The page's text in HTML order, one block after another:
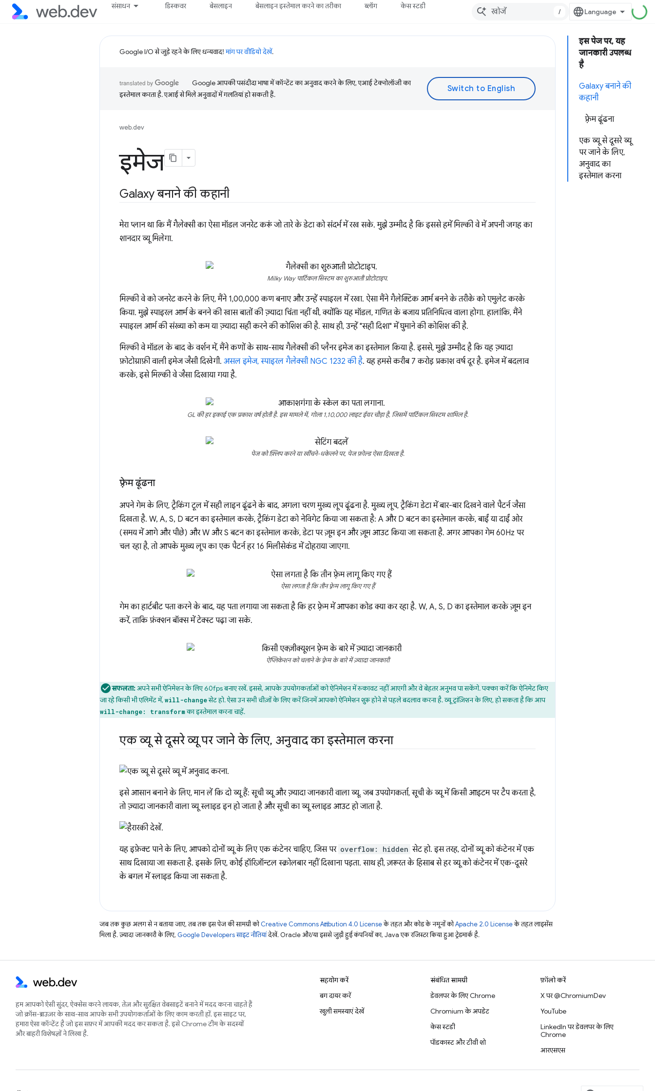
संसाधन डिस्कवर बेसलाइन बेसलाइन इस्तेमाल करने का तरीका ब्लॉग केस स्टडी
/
इस पेज पर, यह
जानकारी उपलब्ध
है
Galaxy बनाने की
कहानी
फ़्रेम ढूंढना
एक व्यू से दूसरे व्यू
पर जाने के लिए,
अनुवाद का
इस्तेमाल करना
Google I/O से जुड़े रहने के लिए धन्यवाद!मांग पर वीडियो देखें.
Google आपकी पसंदीदा भाषा में कॉन्टेंट का अनुवाद करने के लिए, एआई टेक्नोलॉजी का
इस्तेमाल करता है. एआई से मिले अनुवादों में गलतियां हो सकती हैं.
web.dev
इमेज
Galaxy बनाने की कहानी
मेरा प्लान था कि मैं गैलेक्सी का ऐसा मॉडल जनरेट करूं जो तारे के डेटा को संदर्भ में रख सके. मुझे उम्मीद है कि इससे हमें मिल्की वे में अपनी जगह का
शानदार व्यू मिलेगा.
Milky Way पार्टिकल सिस्टम का शुरुआती प्रोटोटाइप.
मिल्की वे को जनरेट करने के लिए, मैंने 1,00,000 कण बनाए और उन्हें स्पाइरल में रखा. ऐसा मैंने गैलेक्टिक आर्म बनने के तरीके को एमुलेट करके
किया. मुझे स्पाइरल आर्म के बनने की खास बातों की ज़्यादा चिंता नहीं थी, क्योंकि यह मॉडल, गणित के बजाय प्रतिनिधित्व वाला होगा. हालांकि, मैंने
स्पाइरल आर्म की संख्या को कम या ज़्यादा सही करने की कोशिश की है. साथ ही, उन्हें "सही दिशा" में घुमाने की कोशिश की है.
मिल्की वे मॉडल के बाद के वर्शन में, मैंने कणों के साथ-साथ गैलेक्सी की प्लैनर इमेज का इस्तेमाल किया है. इससे, मुझे उम्मीद है कि यह ज़्यादा
फ़ोटोग्राफ़ी वाली इमेज जैसी दिखेगी. असल इमेज, स्पाइरल गैलेक्सी NGC 1232 की है. यह हमसे करीब 7 करोड़ प्रकाश वर्ष दूर है. इमेज में बदलाव
करके, इसे मिल्की वे जैसा दिखाया गया है.
GL की हर इकाई एक प्रकाश वर्ष होती है. इस मामले में, गोला 1,10,000 लाइट ईयर चौड़ा है, जिसमें पार्टिकल सिस्टम शामिल है.
पेज को फ़्लिप करने या खींचने-धकेलने पर, पेज फ़ोल्ड ऐसा दिखता है.
फ़्रेम ढूंढना
अपने गेम के लिए, ट्रैकिंग टूल में सही लाइन ढूंढने के बाद, अगला चरण मुख्य लूप ढूंढना है. मुख्य लूप, ट्रैकिंग डेटा में बार-बार दिखने वाले पैटर्न जैसा
दिखता है. W, A, S, D बटन का इस्तेमाल करके, ट्रैकिंग डेटा को नेविगेट किया जा सकता है: A और D बटन का इस्तेमाल करके, बाईं या दाईं ओर
(समय में आगे और पीछे) और W और S बटन का इस्तेमाल करके, डेटा पर ज़ूम इन और ज़ूम आउट किया जा सकता है. अगर आपका गेम 60Hz पर
चल रहा है, तो आपके मुख्य लूप का एक पैटर्न हर 16 मिलीसेकंड में दोहराया जाएगा.
ऐसा लगता है कि तीन फ़्रेम लागू किए गए हैं
गेम का हार्टबीट पता करने के बाद, यह पता लगाया जा सकता है कि हर फ़्रेम में आपका कोड क्या कर रहा है. W, A, S, D का इस्तेमाल करके ज़ूम इन
करें, ताकि फ़ंक्शन बॉक्स में टेक्स्ट पढ़ा जा सके.
ऐप्लिकेशन को चलाने के फ़्रेम के बारे में ज़्यादा जानकारी
सफलता:अपने सभी ऐनिमेशन के लिए 60fps बनाए रखें. इससे, आपके उपयोगकर्ताओं को ऐनिमेशन में रुकावट नहीं आएगी और वे बेहतर अनुभव पा सकेंगे. पक्का करें कि ऐनिमेट किए
जा रहे किसी भी एलिमेंट में, will-changeसेट हो. ऐसा उन सभी चीज़ों के लिए करें जिनमें आपको ऐनिमेशन शुरू होने से पहले बदलाव करना है. व्यू ट्रांज़िशन के लिए, हो सकता है कि आप
will-change: transformका इस्तेमाल करना चाहें.
एक व्यू से दूसरे व्यू पर जाने के लिए, अनुवाद का इस्तेमाल करना
इसे आसान बनाने के लिए, मान लें कि दो व्यू हैं: सूची व्यू और ज़्यादा जानकारी वाला व्यू. जब उपयोगकर्ता, सूची के व्यू में किसी आइटम पर टैप करता है,
तो ज़्यादा जानकारी वाला व्यू स्लाइड इन हो जाता है और सूची का व्यू स्लाइड आउट हो जाता है.
यह इफ़ेक्ट पाने के लिए, आपको दोनों व्यू के लिए एक कंटेनर चाहिए, जिस पर overflow: hidden सेट हो. इस तरह, दोनों व्यू को कंटेनर में एक
साथ दिखाया जा सकता है. इसके लिए, कोई हॉरिज़ॉन्टल स्क्रोलबार नहीं दिखाना पड़ता. साथ ही, ज़रूरत के हिसाब से हर व्यू को कंटेनर में एक-दूसरे
के बगल में स्लाइड किया जा सकता है.
जब तक कुछ अलग से न बताया जाए, तब तक इस पेज की सामग्री कोCreative Commons Attribution 4.0 Licenseके तहत और कोड के नमूनों कोApache 2.0 Licenseके तहत लाइसेंस
मिला है. ज़्यादा जानकारी के लिए, Google Developers साइट नीतियांदेखें. Oracle और/या इससे जुड़ी हुई कंपनियों का, Java एक रजिस्टर किया हुआ ट्रेडमार्क है.
हम आपको ऐसी सुंदर, ऐक्सेस करने लायक, तेज़ और सुरक्षित वेबसाइटें बनाने में मदद करना चाहते हैं
जो क्रॉस-ब्राउज़र के साथ-साथ आपके सभी उपयोगकर्ताओं के लिए काम करती हों. इस साइट पर,
हमारा ऐसा कॉन्टेंट है जो इस सफ़र में आपकी मदद कर सकता है. इसे Chrome टीम के सदस्यों
और बाहरी विशेषज्ञों ने लिखा है.
सहयोग करें
बग दायर करें
खुली समस्याएं देखें
संबंधित सामग्री
डेवलपर के लिए Chrome
Chromium के अपडेट
केस स्टडी
पॉडकास्ट और टीवी शो
फ़ॉलो करें
X पर @ChromiumDev
YouTube
LinkedIn पर डेवलपर के लिए
Chrome
आरएसएस